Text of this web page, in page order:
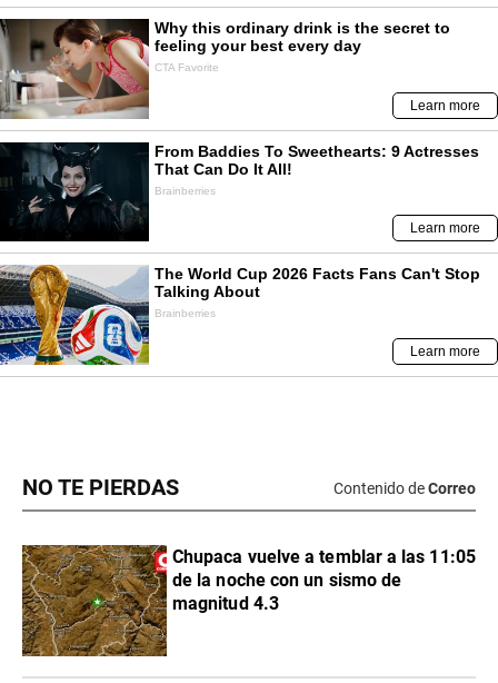
NO TE PIERDAS Contenido deCorreo
Chupaca vuelve a temblar a las 11:05
de la noche con un sismo de
magnitud 4.3